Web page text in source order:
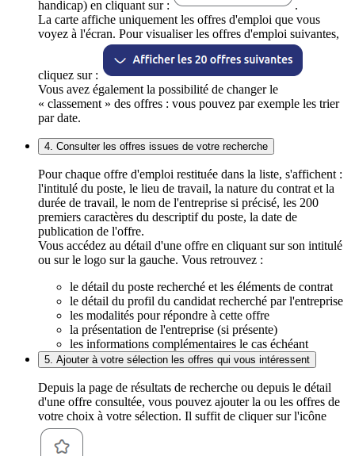
handicap) en cliquant sur :
.
La carte affiche uniquement les offres d'emploi que vous
voyez à l'écran. Pour visualiser les offres d'emploi suivantes,
cliquez sur :
Vous avez également la possibilité de changer le
« classement » des offres : vous pouvez par exemple les trier
par date.
4. Consulter les offres issues de votre recherche
Pour chaque offre d'emploi restituée dans la liste, s'affichent :
l'intitulé du poste, le lieu de travail, la nature du contrat et la
durée de travail, le nom de l'entreprise si précisé, les 200
premiers caractères du descriptif du poste, la date de
publication de l'offre.
Vous accédez au détail d'une offre en cliquant sur son intitulé
ou sur le logo sur la gauche. Vous retrouvez :
le détail du poste recherché et les éléments de contrat
le détail du profil du candidat recherché par l'entreprise
les modalités pour répondre à cette offre
la présentation de l'entreprise (si présente)
les informations complémentaires le cas échéant
5. Ajouter à votre sélection les offres qui vous intéressent
Depuis la page de résultats de recherche ou depuis le détail
d'une offre consultée, vous pouvez ajouter la ou les offres de
votre choix à votre sélection. Il suffit de cliquer sur l'icône